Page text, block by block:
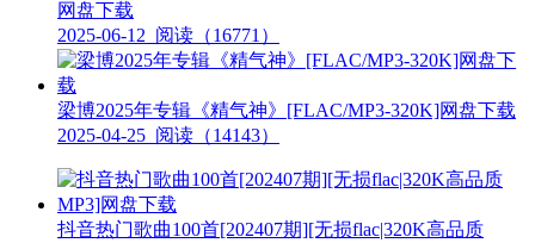
网盘下载
2025-06-12 阅读（16771）
梁博2025年专辑《精气神》[FLAC/MP3-320K]网盘下载
2025-04-25 阅读（14143）
抖音热门歌曲100首[202407期][无损flac|320K高品质